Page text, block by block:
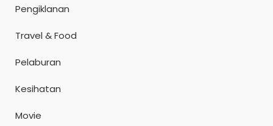
Pengiklanan
Travel & Food
Pelaburan
Kesihatan
Movie